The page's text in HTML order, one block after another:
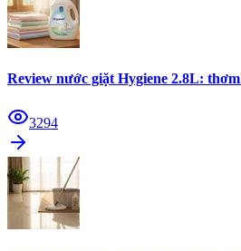
Review nước giặt Hygiene 2.8L:
3294